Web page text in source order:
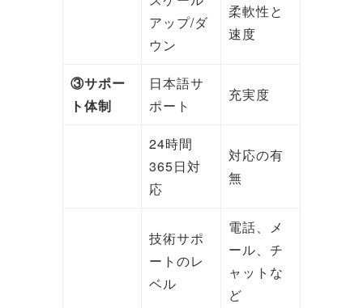
アップ/ダ
ウン
柔軟性と
速度
③サポー
ト体制
日本語サ
ポート
充実度
24時間
365日対
応
対応の有
無
技術サポ
ートのレ
ベル
電話、メ
ール、チ
ャットな
ど